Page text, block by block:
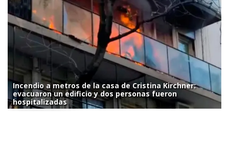
Incendio a metros de la casa de Cristina Kirchner:
evacuaron un edificio y dos personas fueron
hospitalizadas